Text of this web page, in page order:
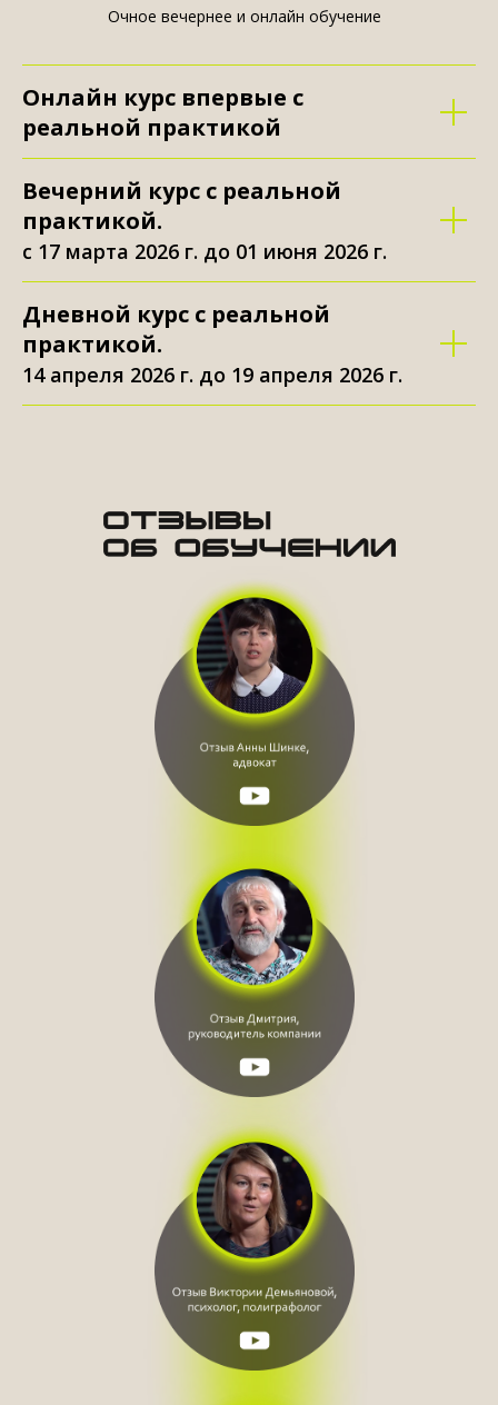
Очное вечернее и онлайн обучение
Онлайн курс впервые с
реальной практикой
Вечерний курс с реальной
практикой.
с 17 марта 2026 г. до 01 июня 2026 г.
Дневной курс с реальной
практикой.
14 апреля 2026 г. до 19 апреля 2026 г.